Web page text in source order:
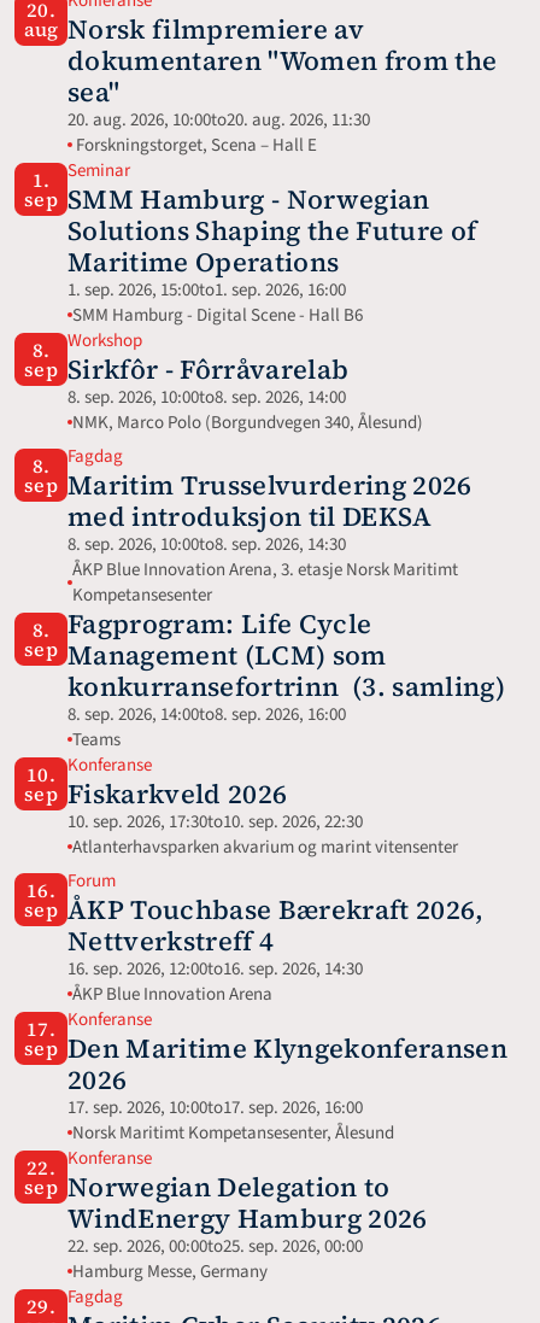
20.
aug Norsk filmpremiere av
dokumentaren "Women from the
sea"
20. aug. 2026, 10:00to20. aug. 2026, 11:30
Forskningstorget, Scena – Hall E
1.
sep
Seminar
SMM Hamburg - Norwegian
Solutions Shaping the Future of
Maritime Operations
1. sep. 2026, 15:00to1. sep. 2026, 16:00
SMM Hamburg - Digital Scene - Hall B6
8.
sep
Workshop
Sirkfôr - Fôrråvarelab
8. sep. 2026, 10:00to8. sep. 2026, 14:00
NMK, Marco Polo (Borgundvegen 340, Ålesund)
8.
sep
Fagdag
Maritim Trusselvurdering 2026
med introduksjon til DEKSA
8. sep. 2026, 10:00to8. sep. 2026, 14:30
ÅKP Blue Innovation Arena, 3. etasje Norsk Maritimt
Kompetansesenter
8.
sep
Fagprogram: Life Cycle
Management (LCM) som
konkurransefortrinn  (3. samling)
8. sep. 2026, 14:00to8. sep. 2026, 16:00
Teams
10.
sep
Konferanse
Fiskarkveld 2026
10. sep. 2026, 17:30to10. sep. 2026, 22:30
Atlanterhavsparken akvarium og marint vitensenter
16.
sep
Forum
ÅKP Touchbase Bærekraft 2026,
Nettverkstreff 4
16. sep. 2026, 12:00to16. sep. 2026, 14:30
ÅKP Blue Innovation Arena
17.
sep
Konferanse
Den Maritime Klyngekonferansen
2026
17. sep. 2026, 10:00to17. sep. 2026, 16:00
Norsk Maritimt Kompetansesenter, Ålesund
22.
sep
Konferanse
Norwegian Delegation to
WindEnergy Hamburg 2026
22. sep. 2026, 00:00to25. sep. 2026, 00:00
Hamburg Messe, Germany
29. Fagdag